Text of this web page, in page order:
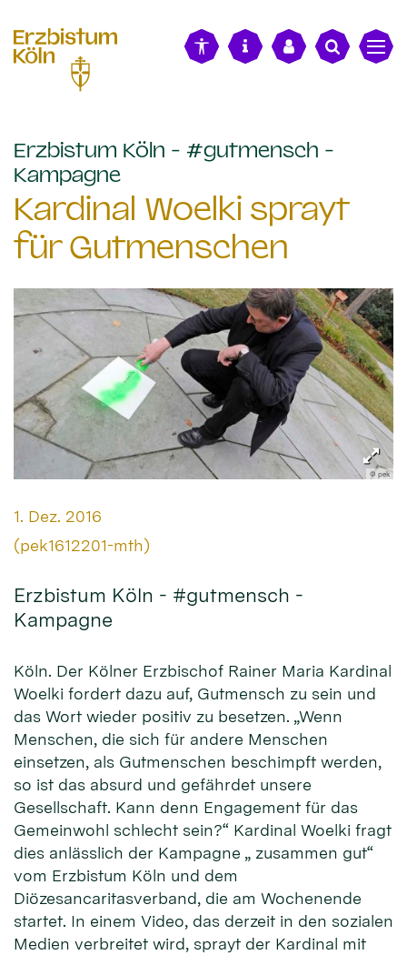
Erzbistum Köln - #gutmensch -
Kampagne:
Kardinal Woelki sprayt
für Gutmenschen
© pek
Datum:
1. Dez. 2016
Von:
(pek1612201-mth)
Erzbistum Köln - #gutmensch -
Kampagne
Köln. Der Kölner Erzbischof Rainer Maria Kardinal
Woelki fordert dazu auf, Gutmensch zu sein und
das Wort wieder positiv zu besetzen. „Wenn
Menschen, die sich für andere Menschen
einsetzen, als Gutmenschen beschimpft werden,
so ist das absurd und gefährdet unsere
Gesellschaft. Kann denn Engagement für das
Gemeinwohl schlecht sein?“ Kardinal Woelki fragt
dies anlässlich der Kampagne „ zusammen gut“
vom Erzbistum Köln und dem
Diözesancaritasverband, die am Wochenende
startet. In einem Video, das derzeit in den sozialen
Medien verbreitet wird, sprayt der Kardinal mit